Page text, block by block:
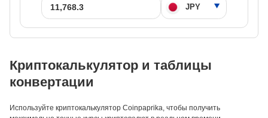
Криптокалькулятор и таблицы
конвертации
Используйте криптокалькулятор Coinpaprika, чтобы получить